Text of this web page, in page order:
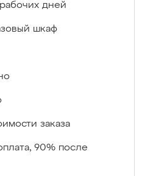
дней
шкаф
заказа
90% после